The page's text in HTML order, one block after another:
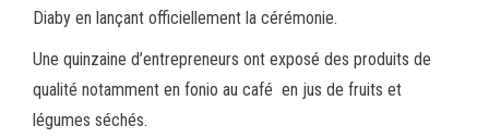
Diaby en lançant officiellement la cérémonie.
Une quinzaine d’entrepreneurs ont exposé des produits de
qualité notamment en fonio au café en jus de fruits et
légumes séchés.